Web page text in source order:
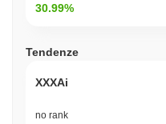
Bitmarket (BMK) è
Qual è l'attuale
$0.00.
30.99%
Tendenze
XXXAi
no rank